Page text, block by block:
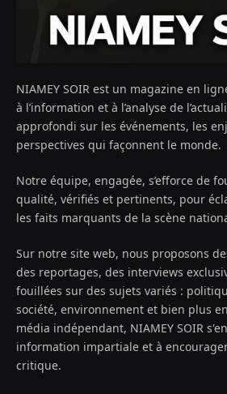
NIAMEY SOIR est un magazine en
à l’information et à l’analyse de
approfondi sur les événements, les
perspectives qui façonnent le monde.
Notre équipe, engagée, s’efforce de
qualité, vérifiés et pertinents, pour
les faits marquants de la scène
Sur notre site web, nous proposons
des reportages, des interviews
fouillées sur des sujets variés :
société, environnement et bien plus
média indépendant, NIAMEY SOIR
information impartiale et à
critique.